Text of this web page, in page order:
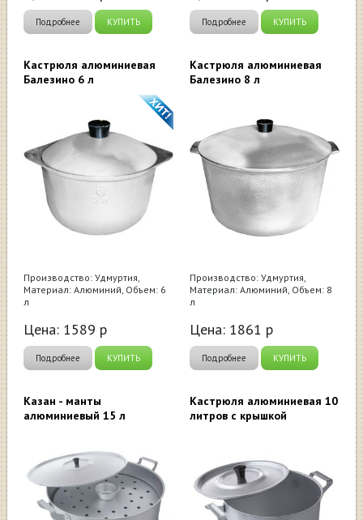
Подробнее КУПИТЬ Подробнее КУПИТЬ
Кастрюля алюминиевая
Балезино 6 л
Производство: Удмуртия,
Материал: Алюминий, Объем: 6
л
Цена: 1589 р
Подробнее КУПИТЬ
Кастрюля алюминиевая
Балезино 8 л
Производство: Удмуртия,
Материал: Алюминий, Объем: 8
л
Цена: 1861 р
Подробнее КУПИТЬ
Казан - манты
алюминиевый 15 л
Кастрюля алюминиевая 10
литров с крышкой